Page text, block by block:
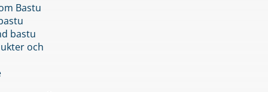
Bastu
bastu
och